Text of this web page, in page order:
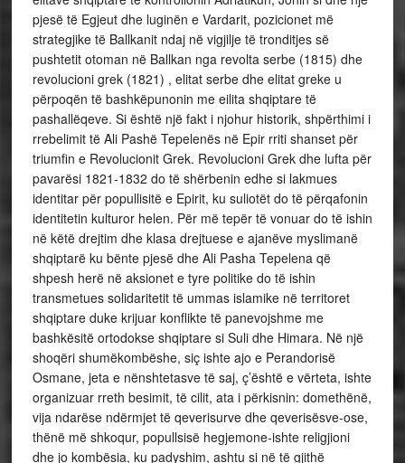
pjesë të Egjeut dhe luginën e Vardarit, pozicionet më
strategjike të Ballkanit ndaj në vigjilje të tronditjes së
pushtetit otoman në Ballkan nga revolta serbe (1815) dhe
revolucioni grek (1821) , elitat serbe dhe elitat greke u
përpoqën të bashkëpunonin me eilita shqiptare të
pashallëqeve. Si është një fakt i njohur historik, shpërthimi i
rrebelimit të Ali Pashë Tepelenës në Epir rriti shanset për
triumfin e Revolucionit Grek. Revolucioni Grek dhe lufta për
pavarësi 1821-1832 do të shërbenin edhe si lakmues
identitar për popullisitë e Epirit, ku suliotët do të përqafonin
identitetin kulturor helen. Për më tepër të vonuar do të ishin
në këtë drejtim dhe klasa drejtuese e ajanëve myslimanë
shqiptarë ku bënte pjesë dhe Ali Pasha Tepelena që
shpesh herë në aksionet e tyre politike do të ishin
transmetues solidaritetit të ummas islamike në territoret
shqiptare duke krijuar konflikte të panevojshme me
bashkësitë ortodokse shqiptare si Suli dhe Himara. Në një
shoqëri shumëkombëshe, siç ishte ajo e Perandorisë
Osmane, jeta e nënshtetasve të saj, ç’është e vërteta, ishte
organizuar rreth besimit, të cilit, ata i përkisnin: domethënë,
vija ndarëse ndërmjet të qeverisurve dhe qeverisësve-ose,
thënë më shkoqur, popullsisë hegjemone-ishte religjioni
dhe jo kombësia, ku padyshim, ashtu si në të gjithë